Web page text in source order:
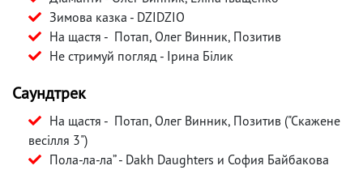
Зимова казка - DZIDZIO
На щастя - Потап, Олег Винник, Позитив
Не стримуй погляд - Ірина Білик
Саундтрек
На щастя - Потап, Олег Винник, Позитив ("Скажене
весілля 3")
Пола-ла-ла” - Dakh Daughters и София Байбакова